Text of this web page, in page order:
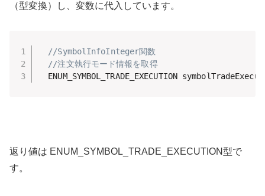
（型変換）し、変数に代入しています。
//SymbolInfoInteger関数
//注文執行モード情報を取得
ENUM_SYMBOL_TRADE_EXECUTION
返り値は ENUM_SYMBOL_TRADE_EXECUTION型で
す。